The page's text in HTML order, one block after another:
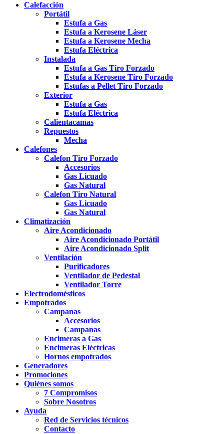
Calefacción
Portátil
Estufa a Gas
Estufa a Kerosene Láser
Estufa a Kerosene Mecha
Estufa Eléctrica
Instalada
Estufa a Gas Tiro Forzado
Estufa a Kerosene Tiro Forzado
Estufas a Pellet Tiro Forzado
Exterior
Estufa a Gas
Estufa Eléctrica
Calientacamas
Repuestos
Mecha
Calefones
Calefon Tiro Forzado
Accesorios
Gas Licuado
Gas Natural
Calefon Tiro Natural
Gas Licuado
Gas Natural
Climatización
Aire Acondicionado
Aire Acondicionado Portátil
Aire Acondicionado Split
Ventilación
Purificadores
Ventilador de Pedestal
Ventilador Torre
Electrodomésticos
Empotrados
Campanas
Accesorios
Campanas
Encimeras a Gas
Encimeras Eléctricas
Hornos empotrados
Generadores
Promociones
Quiénes somos
7 Compromisos
Sobre Nosotros
Ayuda
Red de Servicios técnicos
Contacto